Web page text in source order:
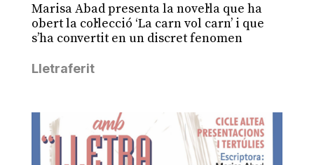
Marisa Abad presenta la novel·la que ha
obert la col·lecció ‘La carn vol carn’ i que
s’ha convertit en un discret fenomen
Lletraferit